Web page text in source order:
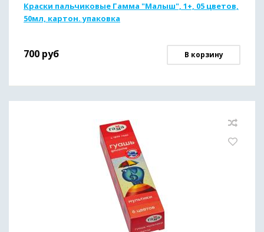
Краски пальчиковые Гамма "Малыш", 1+, 05 цветов,
50мл, картон. упаковка
700 руб В корзину